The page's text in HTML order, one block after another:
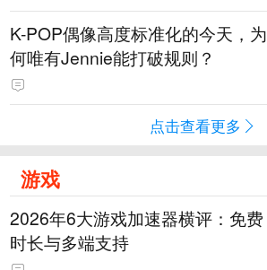
K-POP偶像高度标准化的今天，为
何唯有Jennie能打破规则？
点击查看更多
游戏
2026年6大游戏加速器横评：免费
时长与多端支持